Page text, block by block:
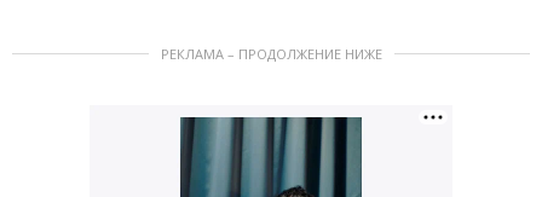
РЕКЛАМА – ПРОДОЛЖЕНИЕ НИЖЕ